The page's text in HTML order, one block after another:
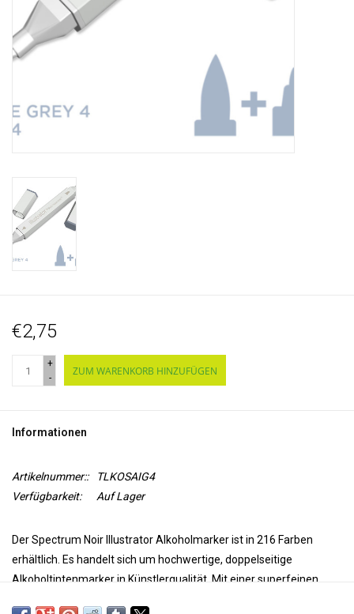
€2,75
+
-
ZUM WARENKORB HINZUFÜGEN
Informationen
Artikelnummer::
TLKOSAIG4
Verfügbarkeit:
Auf Lager
Der Spectrum Noir Illustrator Alkoholmarker ist in 216 Farben
erhältlich. Es handelt sich um hochwertige, doppelseitige
Alkoholtintenmarker in Künstlerqualität. Mit einer superfeinen